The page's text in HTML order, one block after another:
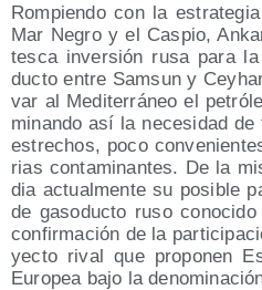
Rom­pien­do con la
Mar Negro y el Cas­pio,
tes­ca inver­sión rusa para
duc­to entre Sam­sun y
var al Medi­te­rrá­neo el
mi­nan­do así la nece­si­dad
estre­chos, poco
rias con­ta­mi­nan­tes. De la
dia actual­men­te su posi­ble
de gaso­duc­to ruso
con­fir­ma­ción de la
yec­to rival que pro­po­nen
Euro­pea bajo la